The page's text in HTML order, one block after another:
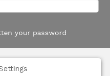
your password